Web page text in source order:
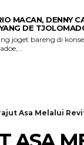
MACAN, DENNY
DE
joget bareng di